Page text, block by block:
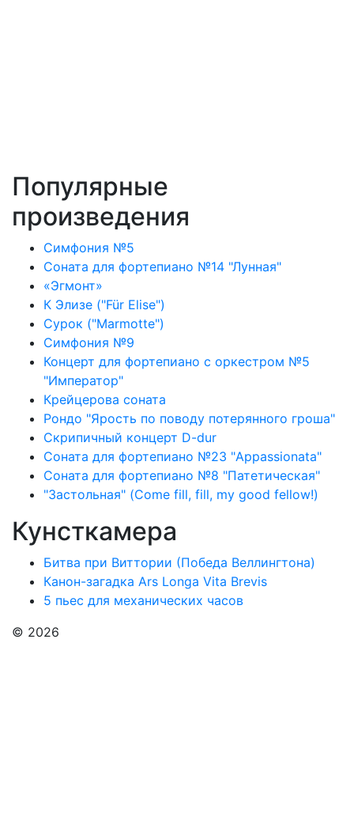
Популярные
произведения
Симфония №5
Соната для фортепиано №14 "Лунная"
«Эгмонт»
К Элизе ("Für Elise")
Сурок ("Marmotte")
Симфония №9
Концерт для фортепиано с оркестром №5
"Император"
Крейцерова соната
Рондо "Ярость по поводу потерянного гроша"
Скрипичный концерт D-dur
Соната для фортепиано №23 "Appassionata"
Соната для фортепиано №8 "Патетическая"
"Застольная" (Come fill, fill, my good fellow!)
Кунсткамера
Битва при Виттории (Победа Веллингтона)
Канон-загадка Ars Longa Vita Brevis
5 пьес для механических часов
© 2026